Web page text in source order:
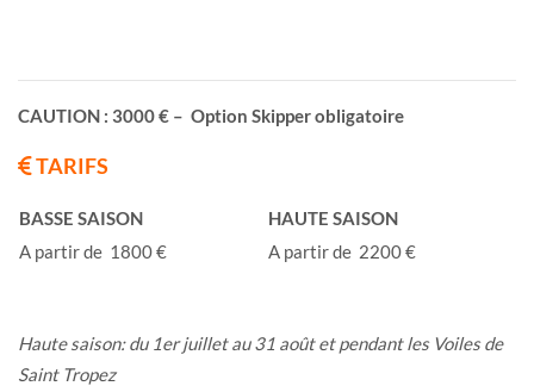
CAUTION : 3000 € – Option Skipper obligatoire
TARIFS
BASSE SAISON
HAUTE SAISON
A partir de 1800 €
A partir de 2200 €
Haute saison: du 1er juillet au 31 août et pendant les Voiles de
Saint Tropez